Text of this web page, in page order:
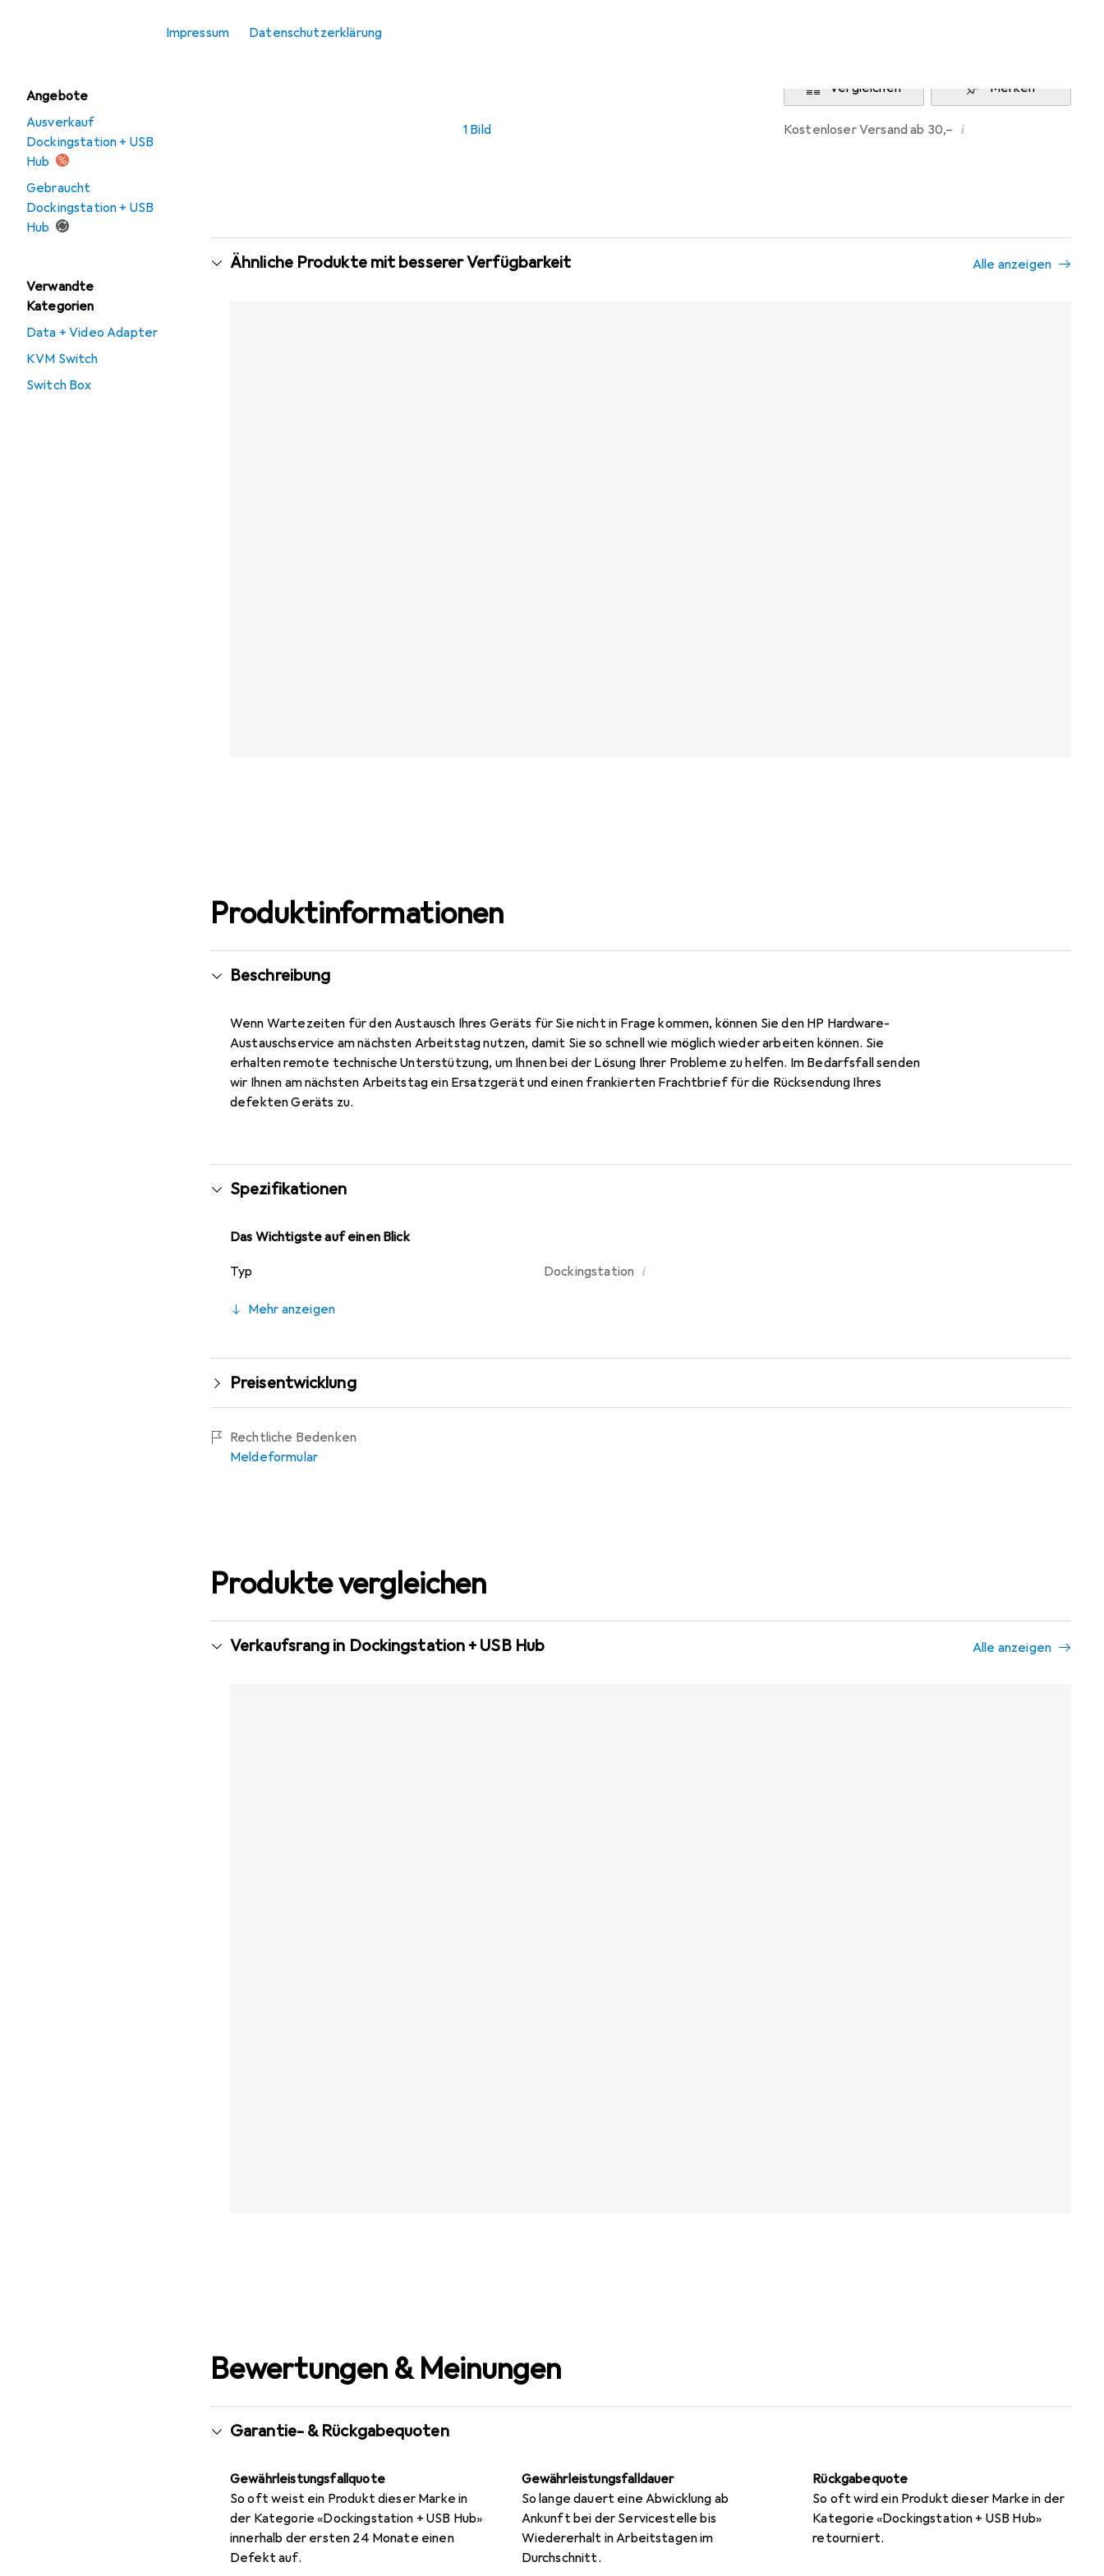
Impressum Datenschutzerklärung
Angebote
Ausverkauf
Dockingstation + USB
Hub
Gebraucht
Dockingstation + USB
Hub
Verwandte
Kategorien
Data + Video Adapter
KVM Switch
Switch Box
1 Bild
Vergleichen Merken
Kostenloser Versand ab 30,– i
Ähnliche Produkte mit besserer Verfügbarkeit Alle anzeigen
Produktinformationen
Beschreibung
Wenn Wartezeiten für den Austausch Ihres Geräts für Sie nicht in Frage kommen, können Sie den HP Hardware-
Austauschservice am nächsten Arbeitstag nutzen, damit Sie so schnell wie möglich wieder arbeiten können. Sie
erhalten remote technische Unterstützung, um Ihnen bei der Lösung Ihrer Probleme zu helfen. Im Bedarfsfall senden
wir Ihnen am nächsten Arbeitstag ein Ersatzgerät und einen frankierten Frachtbrief für die Rücksendung Ihres
defekten Geräts zu.
Spezifikationen
Das Wichtigste auf einen Blick
Typ Dockingstation i
Mehr anzeigen
Preisentwicklung
Rechtliche Bedenken
Meldeformular
Produkte vergleichen
Verkaufsrang in Dockingstation + USB Hub Alle anzeigen
Bewertungen & Meinungen
Garantie- & Rückgabequoten
Gewährleistungsfallquote
So oft weist ein Produkt dieser Marke in
der Kategorie «Dockingstation + USB Hub»
innerhalb der ersten 24 Monate einen
Defekt auf.
Gewährleistungsfalldauer
So lange dauert eine Abwicklung ab
Ankunft bei der Servicestelle bis
Wiedererhalt in Arbeitstagen im
Durchschnitt.
Rückgabequote
So oft wird ein Produkt dieser Marke in der
Kategorie «Dockingstation + USB Hub»
retourniert.